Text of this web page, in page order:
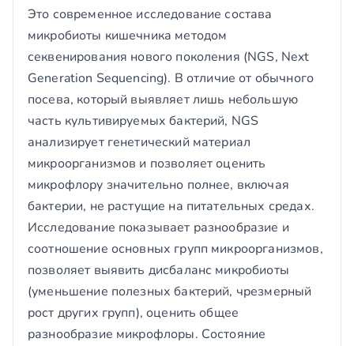
Это современное исследование состава
микробиоты кишечника методом
секвенирования нового поколения (NGS, Next
Generation Sequencing). В отличие от обычного
посева, который выявляет лишь небольшую
часть культивируемых бактерий, NGS
анализирует генетический материал
микроорганизмов и позволяет оценить
микрофлору значительно полнее, включая
бактерии, не растущие на питательных средах.
Исследование показывает разнообразие и
соотношение основных групп микроорганизмов,
позволяет выявить дисбаланс микробиоты
(уменьшение полезных бактерий, чрезмерный
рост других групп), оценить общее
разнообразие микрофлоры. Состояние